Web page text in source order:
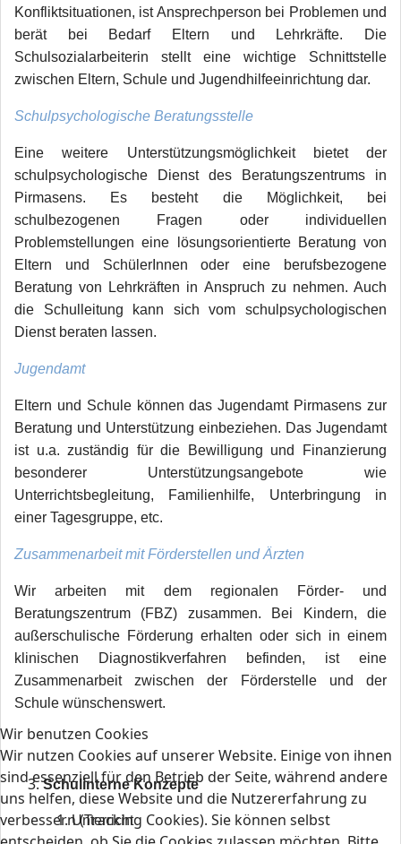
Konfliktsituationen, ist Ansprechperson bei Problemen und
berät bei Bedarf Eltern und Lehrkräfte. Die
Schulsozialarbeiterin stellt eine wichtige Schnittstelle
zwischen Eltern, Schule und Jugendhilfeeinrichtung dar.
Schulpsychologische Beratungsstelle
Eine weitere Unterstützungsmöglichkeit bietet der
schulpsychologische Dienst des Beratungszentrums in
Pirmasens. Es besteht die Möglichkeit, bei
schulbezogenen Fragen oder individuellen
Problemstellungen eine lösungsorientierte Beratung von
Eltern und SchülerInnen oder eine berufsbezogene
Beratung von Lehrkräften in Anspruch zu nehmen. Auch
die Schulleitung kann sich vom schulpsychologischen
Dienst beraten lassen.
Jugendamt
Eltern und Schule können das Jugendamt Pirmasens zur
Beratung und Unterstützung einbeziehen. Das Jugendamt
ist u.a. zuständig für die Bewilligung und Finanzierung
besonderer Unterstützungsangebote wie
Unterrichtsbegleitung, Familienhilfe, Unterbringung in
einer Tagesgruppe, etc.
Zusammenarbeit mit Förderstellen und Ärzten
Wir arbeiten mit dem regionalen Förder- und
Beratungszentrum (FBZ) zusammen. Bei Kindern, die
außerschulische Förderung erhalten oder sich in einem
klinischen Diagnostikverfahren befinden, ist eine
Zusammenarbeit zwischen der Förderstelle und der
Schule wünschenswert.
Schulinterne Konzepte
Unterricht
Wir benutzen Cookies
Wir nutzen Cookies auf unserer Website. Einige von ihnen
sind essenziell für den Betrieb der Seite, während andere
uns helfen, diese Website und die Nutzererfahrung zu
verbessern (Tracking Cookies). Sie können selbst